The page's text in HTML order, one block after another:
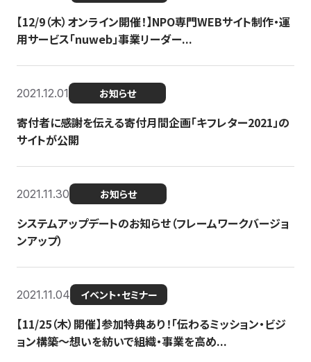
【12/9（木）オンライン開催！】NPO専門WEBサイト制作・運
用サービス「nuweb」事業リーダー...
2021.12.01 お知らせ
寄付者に感謝を伝える寄付月間企画「キフレター2021」の
サイトが公開
2021.11.30 お知らせ
システムアップデートのお知らせ（フレームワークバージョ
ンアップ）
2021.11.04 イベント・セミナー
【11/25（木）開催】参加特典あり！「伝わるミッション・ビジ
ョン構築〜想いを紡いで組織・事業を高め...